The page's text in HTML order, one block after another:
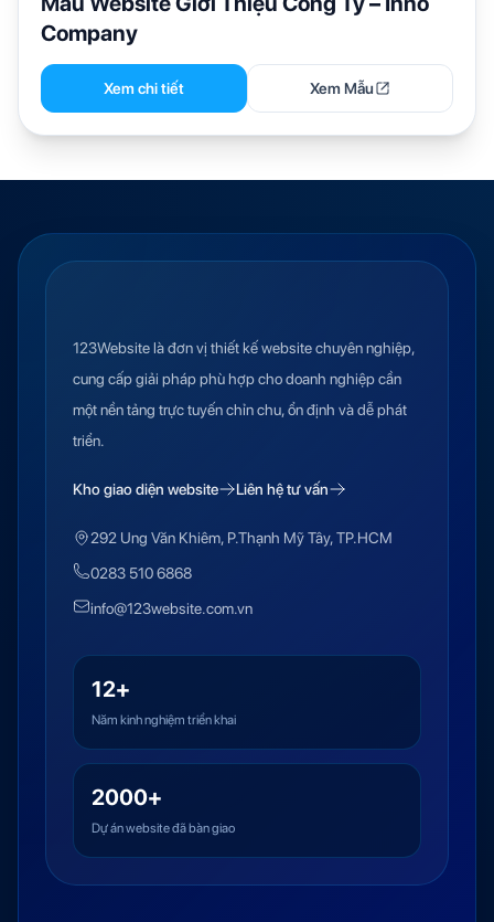
Company
Xem chi tiết Xem Mẫu
123Website là đơn vị thiết kế website chuyên nghiệp,
cung cấp giải pháp phù hợp cho doanh nghiệp cần
một nền tảng trực tuyến chỉn chu, ổn định và dễ phát
triển.
Kho giao diện website Liên hệ tư vấn
292 Ung Văn Khiêm, P.Thạnh Mỹ Tây, TP.HCM
0283 510 6868
info@123website.com.vn
12+
Năm kinh nghiệm triển khai
2000+
Dự án website đã bàn giao